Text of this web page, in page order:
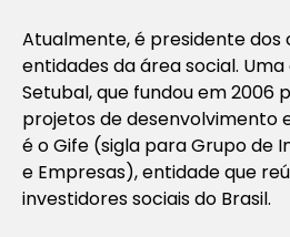
Atualmente, é presidente dos
entidades da área social. Uma
Setubal, que fundou em 2006
projetos de desenvolvimento
é o Gife (sigla para Grupo de
e Empresas), entidade que
investidores sociais do Brasil.